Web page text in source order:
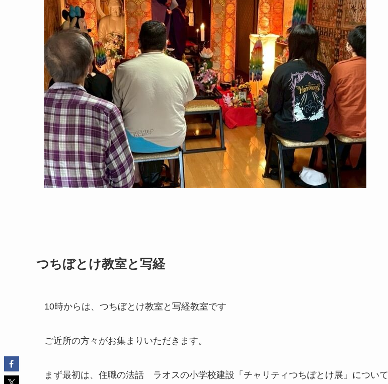
つちぼとけ教室と写経
10時からは、つちぼとけ教室と写経教室です
ご近所の方々がお集まりいただきます。
まず最初は、住職の法話 ラオスの小学校建設「チャリティつちぼとけ展」について